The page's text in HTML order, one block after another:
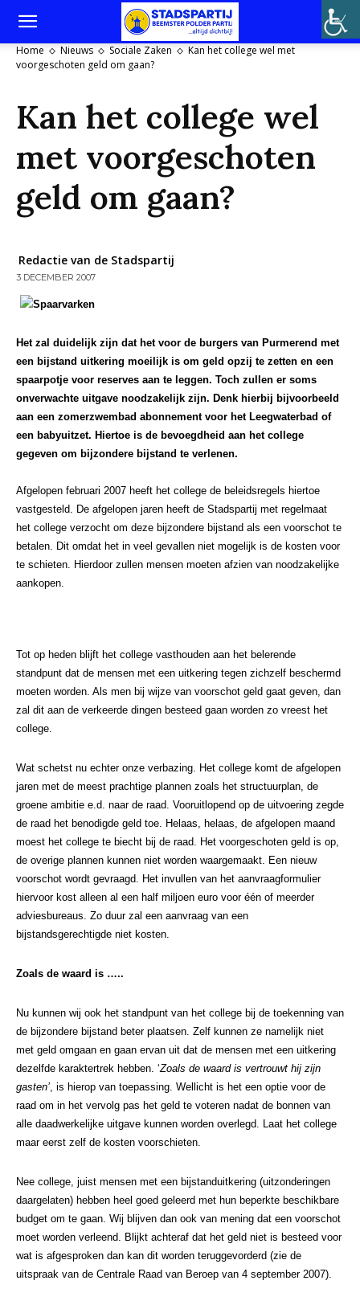
Home Nieuws Sociale Zaken
Kan het college wel met
voorgeschoten geld om gaan?
Kan het college wel
met voorgeschoten
geld om gaan?
Redactie van de Stadspartij
3 DECEMBER 2007
Het zal duidelijk zijn dat het voor de burgers van Purmerend met
een bijstand uitkering moeilijk is om geld opzij te zetten en een
spaarpotje voor reserves aan te leggen. Toch zullen er soms
onverwachte uitgave noodzakelijk zijn. Denk hierbij bijvoorbeeld
aan een zomerzwembad abonnement voor het Leegwaterbad of
een babyuitzet. Hiertoe is de bevoegdheid aan het college
gegeven om bijzondere bijstand te verlenen.
Afgelopen februari 2007 heeft het college de beleidsregels hiertoe
vastgesteld. De afgelopen jaren heeft de Stadspartij met regelmaat
het college verzocht om deze bijzondere bijstand als een voorschot te
betalen. Dit omdat het in veel gevallen niet mogelijk is de kosten voor
te schieten. Hierdoor zullen mensen moeten afzien van noodzakelijke
aankopen.
Tot op heden blijft het college vasthouden aan het belerende
standpunt dat de mensen met een uitkering tegen zichzelf beschermd
moeten worden. Als men bij wijze van voorschot geld gaat geven, dan
zal dit aan de verkeerde dingen besteed gaan worden zo vreest het
college.
Wat schetst nu echter onze verbazing. Het college komt de afgelopen
jaren met de meest prachtige plannen zoals het structuurplan, de
groene ambitie e.d. naar de raad. Vooruitlopend op de uitvoering zegde
de raad het benodigde geld toe. Helaas, helaas, de afgelopen maand
moest het college te biecht bij de raad. Het voorgeschoten geld is op,
de overige plannen kunnen niet worden waargemaakt. Een nieuw
voorschot wordt gevraagd. Het invullen van het aanvraagformulier
hiervoor kost alleen al een half miljoen euro voor één of meerder
adviesbureaus. Zo duur zal een aanvraag van een
bijstandsgerechtigde niet kosten.
Zoals de waard is …..
Nu kunnen wij ook het standpunt van het college bij de toekenning van
de bijzondere bijstand beter plaatsen. Zelf kunnen ze namelijk niet
met geld omgaan en gaan ervan uit dat de mensen met een uitkering
dezelfde karaktertrek hebben. ‘Zoals de waard is vertrouwt hij zijn
gasten’, is hierop van toepassing. Wellicht is het een optie voor de
raad om in het vervolg pas het geld te voteren nadat de bonnen van
alle daadwerkelijke uitgave kunnen worden overlegd. Laat het college
maar eerst zelf de kosten voorschieten.
Nee college, juist mensen met een bijstanduitkering (uitzonderingen
daargelaten) hebben heel goed geleerd met hun beperkte beschikbare
budget om te gaan. Wij blijven dan ook van mening dat een voorschot
moet worden verleend. Blijkt achteraf dat het geld niet is besteed voor
wat is afgesproken dan kan dit worden teruggevorderd (zie de
uitspraak van de Centrale Raad van Beroep van 4 september 2007).